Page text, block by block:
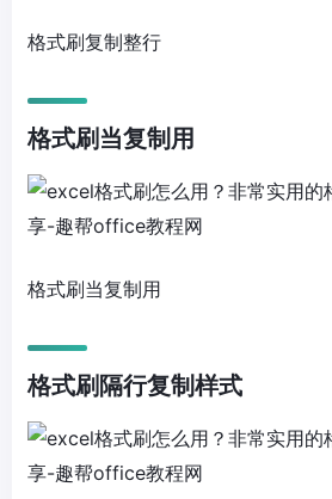
格式刷复制整行
格式刷当复制用
格式刷当复制用
格式刷隔行复制样式